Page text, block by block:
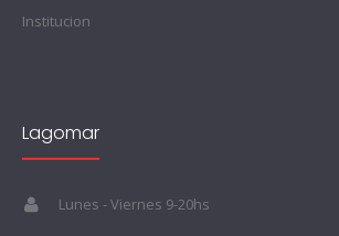
Institucion
Lagomar
Lunes - Viernes 9-20hs